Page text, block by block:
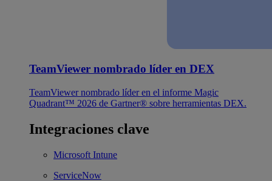
TeamViewer nombrado líder en DEX
TeamViewer nombrado líder en el informe Magic
Quadrant™ 2026 de Gartner® sobre herramientas DEX.
Integraciones clave
Microsoft Intune
ServiceNow